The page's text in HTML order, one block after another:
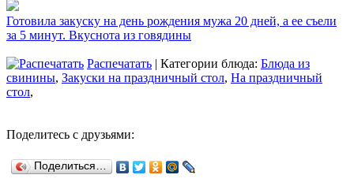
Готовила закуску на день рождения мужа 20 дней, а ее съели
за 5 минут. Вкуснота из говядины
Распечатать | Категории блюда: Блюда из
свинины, Закуски на праздничный стол, На праздничный
стол,
Поделитесь с друзьями:
Поделиться…